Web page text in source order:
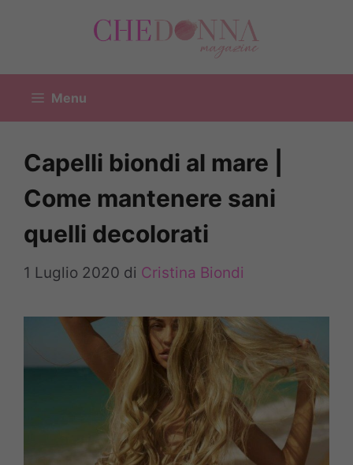
Menu
Capelli biondi al mare |
Come mantenere sani
quelli decolorati
1 Luglio 2020 di Cristina Biondi